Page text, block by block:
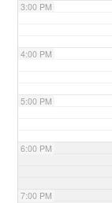
3:00 PM
4:00 PM
5:00 PM
6:00 PM
7:00 PM